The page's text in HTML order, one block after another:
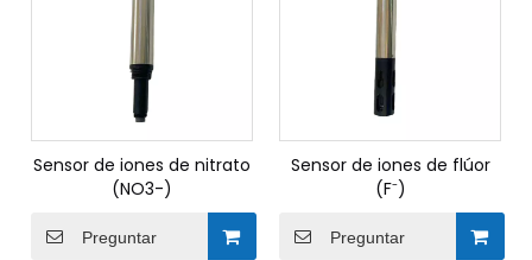
Sensor de iones de nitrato
(NO3-)
Preguntar
Sensor de iones de flúor
(F⁻)
Preguntar